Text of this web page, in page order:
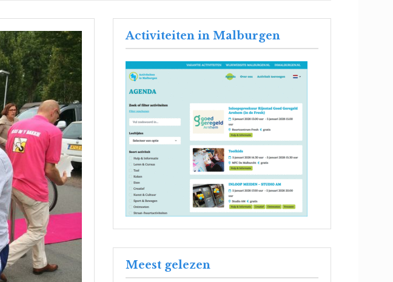
Activiteiten in Malburgen
Meest gelezen